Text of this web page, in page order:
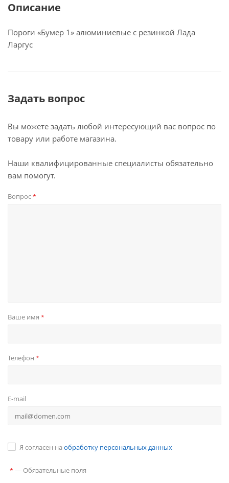
Описание
Пороги «Бумер 1» алюминиевые с резинкой Лада
Ларгус
Задать вопрос
Вы можете задать любой интересующий вас вопрос по
товару или работе магазина.
Наши квалифицированные специалисты обязательно
вам помогут.
Вопрос*
Ваше имя *
Телефон *
E-mail
Я согласен на обработку персональных данных
* — Обязательные поля